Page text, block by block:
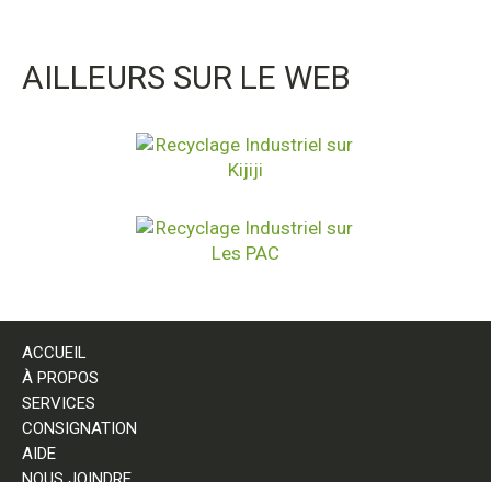
AILLEURS SUR LE WEB
ACCUEIL
À PROPOS
SERVICES
CONSIGNATION
AIDE